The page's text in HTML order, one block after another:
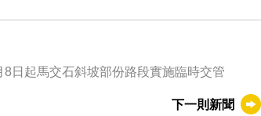
日起馬交石斜坡部份路段實施臨時交管
下一則新聞